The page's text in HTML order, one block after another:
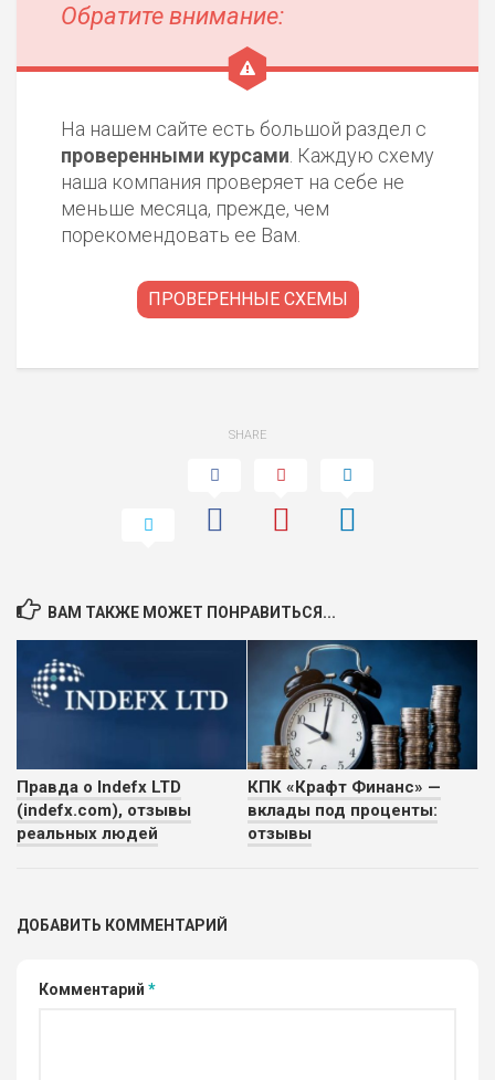
Обратите внимание:
На нашем сайте есть большой раздел с
проверенными курсами . Каждую схему
наша компания проверяет на себе не
меньше месяца, прежде, чем
порекомендовать ее Вам.
ПРОВЕРЕННЫЕ СХЕМЫ
SHARE
ВАМ ТАКЖЕ МОЖЕТ ПОНРАВИТЬСЯ...
Правда о Indefx LTD
(indefx.com), отзывы
реальных людей
КПК «Крафт Финанс» —
вклады под проценты:
отзывы
ДОБАВИТЬ КОММЕНТАРИЙ
Комментарий *